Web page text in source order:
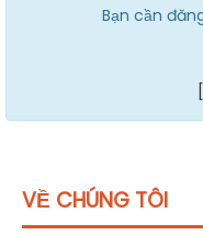
Bạn cần
VỀ CHÚNG TÔI